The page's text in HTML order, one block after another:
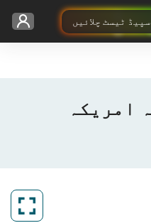
سپیڈ ٹیسٹ چلائیں